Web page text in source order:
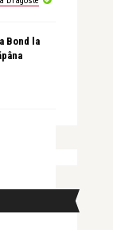
Bond la